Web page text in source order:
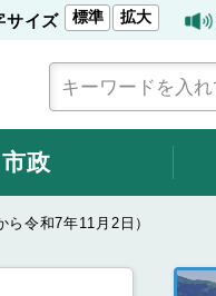
サイズ 標準 拡大
市政
令和7年11月2日）